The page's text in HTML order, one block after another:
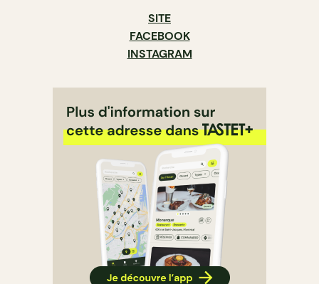
SITE
FACEBOOK
INSTAGRAM